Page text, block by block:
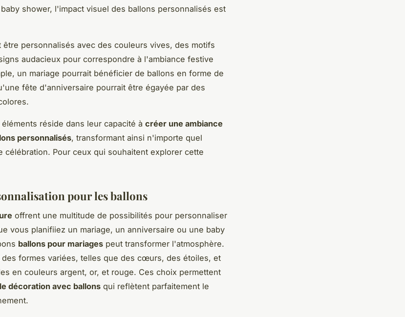
shower, l'impact visuel des ballons personnalisés est
être personnalisés avec des couleurs vives, des motifs
audacieux pour correspondre à l'ambiance festive
un mariage pourrait bénéficier de ballons en forme de
fête d'anniversaire pourrait être égayée par des
réside dans leur capacité à créer une ambiance
personnalisés, transformant ainsi n'importe quel
célébration. Pour ceux qui souhaitent explorer cette
pour les ballons
offrent une multitude de possibilités pour personnaliser
vous planifiiez un mariage, un anniversaire ou une baby
ballons pour mariages peut transformer l'atmosphère.
formes variées, telles que des cœurs, des étoiles, et
en couleurs argent, or, et rouge. Ces choix permettent
décoration avec ballons qui reflètent parfaitement le